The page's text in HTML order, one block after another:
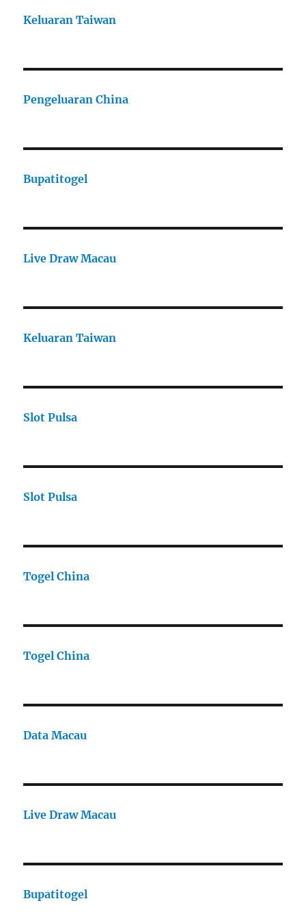
Keluaran Taiwan
Pengeluaran China
Bupatitogel
Live Draw Macau
Keluaran Taiwan
Slot Pulsa
Slot Pulsa
Togel China
Togel China
Data Macau
Live Draw Macau
Bupatitogel